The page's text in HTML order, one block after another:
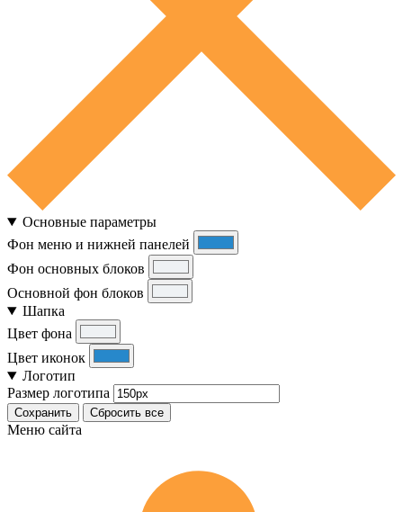
Основные параметры
Фон меню и нижней панелей
Фон основных блоков
Основной фон блоков
Шапка
Цвет фона
Цвет иконок
Логотип
Размер логотипа
Сохранить Сбросить все
Меню сайта